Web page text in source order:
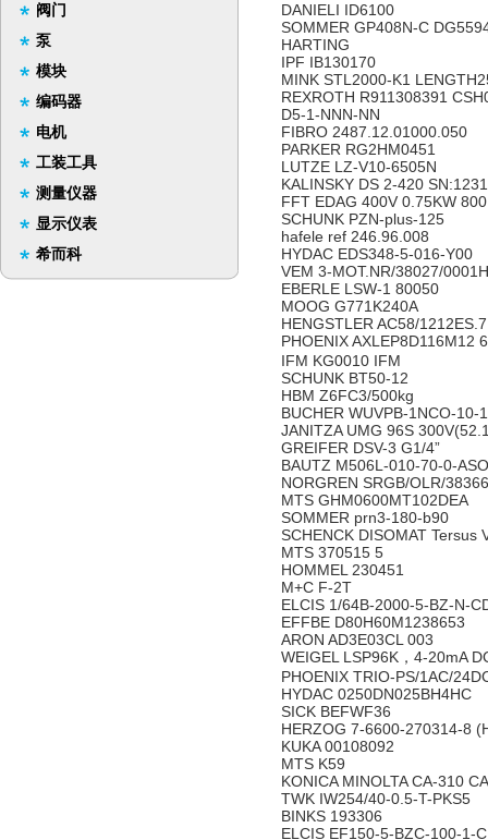
阀门
泵
模块
编码器
电机
工装工具
测量仪器
显示仪表
希而科
DANIELI ID6100
SOMMER GP408N-C
HARTING
IPF IB130170
MINK STL2000-K1
REXROTH R911308391
D5-1-NNN-NN
FIBRO 2487.12.01000.050
PARKER RG2HM0451
LUTZE LZ-V10-6505N
KALINSKY DS 2-420
FFT EDAG 400V 0.75KW
SCHUNK PZN-plus-125
hafele ref 246.96.008
HYDAC EDS348-5-016-Y00
VEM 3-MOT.NR/38027/
EBERLE LSW-1 80050
MOOG G771K240A
HENGSTLER AC58/
PHOENIX AXLEP8D116M12
IFM KG0010 IFM
SCHUNK BT50-12
HBM Z6FC3/500kg
BUCHER WUVPB-1NCO-10-
JANITZA UMG 96S
GREIFER DSV-3 G1/4”
BAUTZ M506L-010-70-0-
NORGREN SRGB/OLR/38366
MTS GHM0600MT102DEA
SOMMER prn3-180-b90
SCHENCK DISOMAT Tersus
MTS 370515 5
HOMMEL 230451
M+C F-2T
ELCIS 1/64B-2000-5-BZ-N-
EFFBE D80H60M1238653
ARON AD3E03CL 003
WEIGEL LSP96K，4-20mA
PHOENIX TRIO-PS/1AC/
HYDAC 0250DN025BH4HC
SICK BEFWF36
HERZOG 7-6600-270314-8
KUKA 00108092
MTS K59
KONICA MINOLTA CA-310
TWK IW254/40-0.5-T-PKS5
BINKS 193306
ELCIS EF150-5-BZC-100-1-